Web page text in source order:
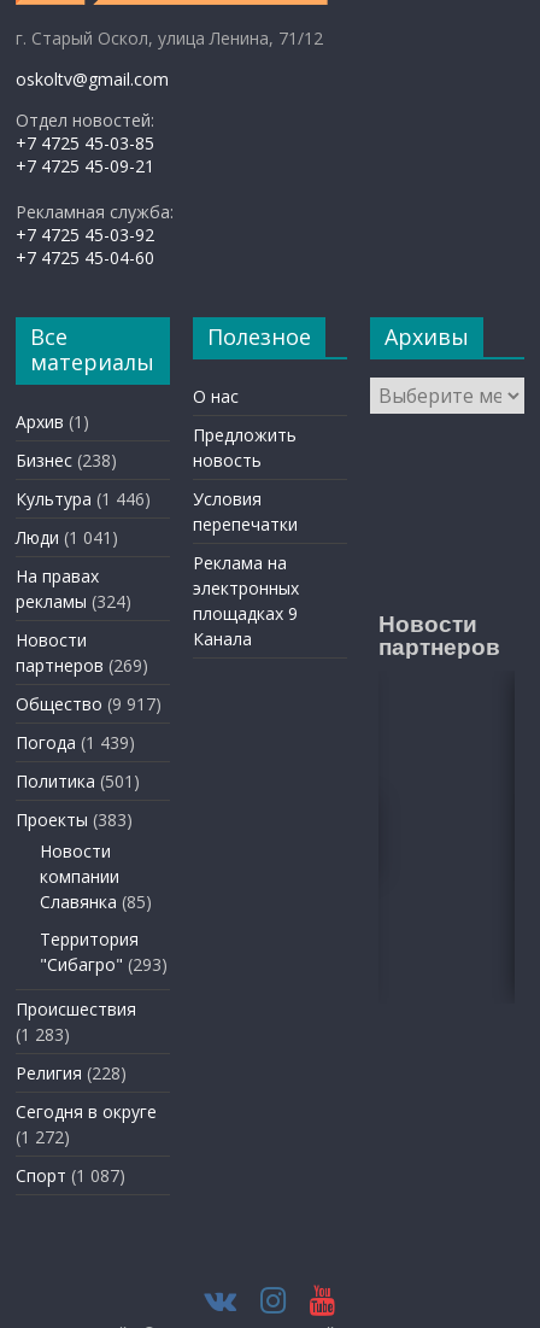
г. Старый Оскол, улица Ленина, 71/12
oskoltv@gmail.com
Отдел новостей:
+7 4725 45-03-85
+7 4725 45-09-21
Рекламная служба:
+7 4725 45-03-92
+7 4725 45-04-60
Все
материалы
Архив (1)
Бизнес (238)
Культура (1 446)
Люди (1 041)
На правах
рекламы (324)
Новости
партнеров (269)
Общество (9 917)
Погода (1 439)
Политика (501)
Проекты (383)
Новости
компании
Славянка (85)
Территория
"Сибагро" (293)
Происшествия
(1 283)
Религия (228)
Сегодня в округе
(1 272)
Спорт (1 087)
Полезное
О нас
Предложить
новость
Условия
перепечатки
Реклама на
электронных
площадках 9
Канала
Архивы
Архивы
Новости
партнеров